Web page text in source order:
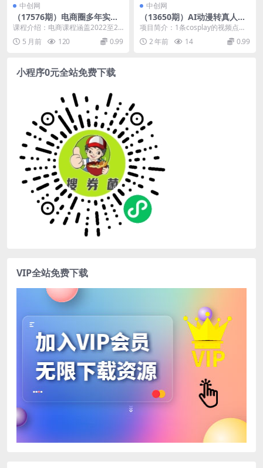
中创网
（17576期）电商圈多年实战
干货-更新3月：多位资深师兄
实战干货，覆盖全域平台，中
小卖家可复制的盈利指南
课程介绍：电商课程涵盖2022至20
26年实战干货，汇集多位资深师兄
师姐分享，覆...
5 月前 120 0.99
中创网
（13650期）AI动漫转真人，
一条视频点赞100w+，日入20
00+，多种变现方式
项目简介：1条cosplay的视频点赞1
00万，这是个什么概念？更有甚
者，这还有...
2 年前 14 0.99
小程序0元全站免费下载
VIP全站免费下载